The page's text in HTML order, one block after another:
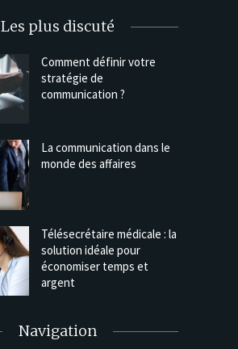
Les plus discuté
Comment définir votre
stratégie de
communication ?
La communication dans le
monde des affaires
Télésecrétaire médicale : la
solution idéale pour
économiser temps et
argent
Navigation